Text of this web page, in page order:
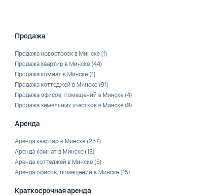
Продажа
Продажа новостроек в Минске (1)
Продажа квартир в Минске (44)
Продажа комнат в Минске (1)
Продажа коттеджей в Минске (91)
Продажа офисов, помещений в Минске (4)
Продажа земельных участков в Минске (9)
Аренда
Аренда квартир в Минске (257)
Аренда комнат в Минске (13)
Аренда коттеджей в Минске (5)
Аренда офисов, помещений в Минске (15)
Краткосрочная аренда